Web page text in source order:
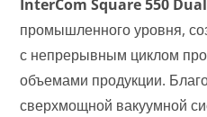
InterCom Square 550
промышленного уровня,
с непрерывным циклом
объемами продукции.
сверхмощной вакуумной